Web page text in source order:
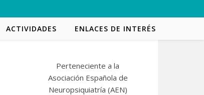
ACTIVIDADES ENLACES DE INTERÉS
Perteneciente a la
Asociación Española de
Neuropsiquiatría (AEN)